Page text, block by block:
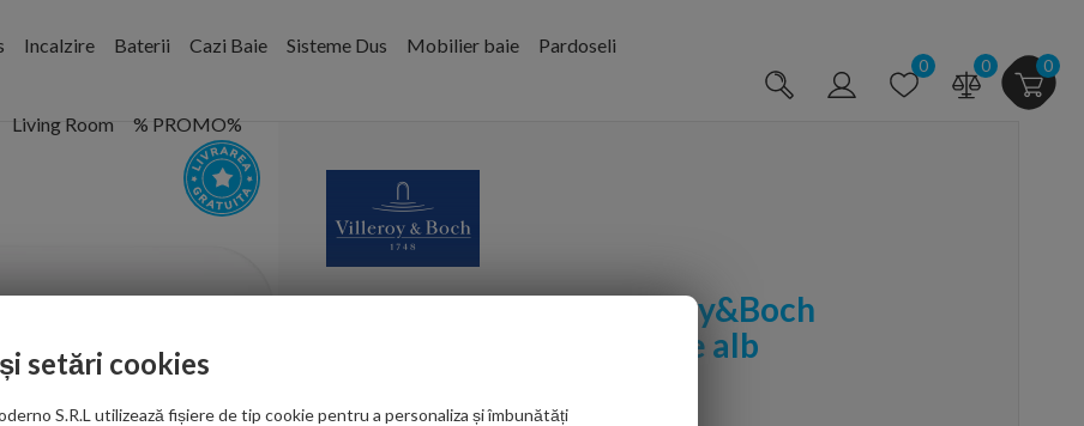
Incalzire Baterii Cazi Baie Sisteme Dus Mobilier baie Pardoseli
Living Room % PROMO%
0 0 0
Clapeta rezervor Villeroy&Boch
ViConnect sticla, culoare alb
setări cookies
S.R.L utilizează fișiere de tip cookie pentru a personaliza și îmbunătăți